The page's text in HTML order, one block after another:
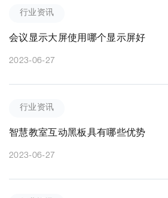
行业资讯
会议显示大屏使用哪个显示屏好
2023-06-27
行业资讯
智慧教室互动黑板具有哪些优势
2023-06-27